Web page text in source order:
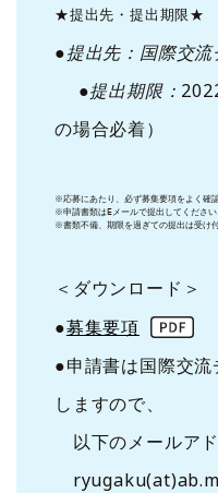
★提出先・提出期限★
●提出先：国際交流
●提出期限：
の場合必着）
※応募にあたり、必ず募集要項をよく確
※申請書類はEメールで提出してください
＜ダウンロード＞
●募集要項
●申請書は国際交流
しますので、
以下のメールアド